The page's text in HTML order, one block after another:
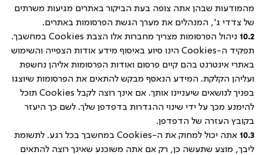
מהמודעות שבהן אתה צופה בעת הביקור באתרים מגיעות משרתים
של צדדי ג', המנהלים את מערך הגשת הפרסומות באתרים.
10.2 ניהול הפרסומות מצריך מחברות אלו הצבת Cookies במחשבך.
תפקיד ה-Cookies הינו סיוע באיסוף מידע אודות הצפייה והשימוש
באתרי אינטרנט בהם קיים פרסום ואודות הפרסומות אליהן נחשפת
ועליהן הקלקת. המידע הנאסף מבקש להתאים את הפרסומות שיוצגו
בפניך לנושאים שיעניינו אותך. אם אינך רוצה לקבל Cookies תוכל
להימנע מכך על ידי שינוי ההגדרות בדפדפן שלך. לשם כך היעזר
בקובץ העזרה של הדפדפן.
10.3
אתה יכול למחוק את ה-Cookies במחשבך בכל רגע. לתשומת
ליבך, מוצע שתעשה כן, רק אם אתה משוכנע שאינך רוצה להתאים